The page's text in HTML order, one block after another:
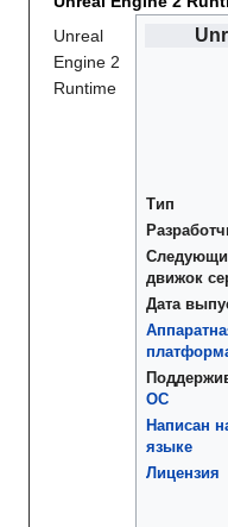
Тип
движок
Дата
ОС
Написан
языке
Лицензия
Unreal
Engine 2
Runtime